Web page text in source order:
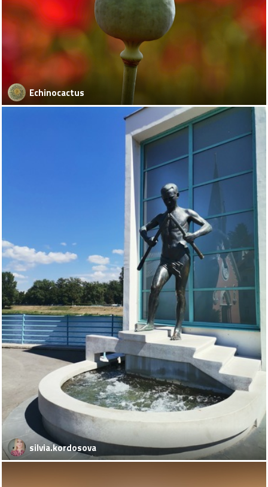
Echinocactus
silvia.kordosova